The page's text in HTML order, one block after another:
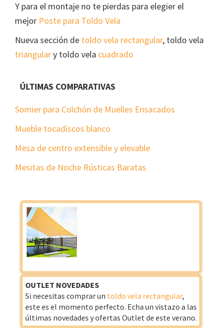
Y para el montaje no te pierdas para elegier el
mejor Poste para Toldo Vela
Nueva sección de toldo vela rectangular, toldo vela
triangulary toldo vela cuadrado
ÚLTIMAS COMPARATIVAS
Somier para Colchón de Muelles Ensacados
Mueble tocadiscos blanco
Mesa de centro extensible y elevable
Mesitas de Noche Rústicas Baratas
OUTLET NOVEDADES
Si necesitas comprar un toldo vela rectangular,
este es el momento perfecto. Echa un vistazo a las
últimas novedades y ofertas Outlet de este verano.